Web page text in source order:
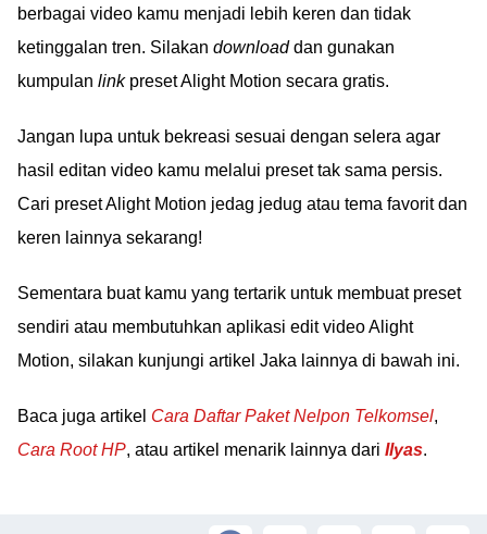
berbagai video kamu menjadi lebih keren dan tidak
ketinggalan tren. Silakan downloaddan gunakan
kumpulan linkpreset Alight Motion secara gratis.
Jangan lupa untuk bekreasi sesuai dengan selera agar
hasil editan video kamu melalui preset tak sama persis.
Cari preset Alight Motion jedag jedug atau tema favorit dan
keren lainnya sekarang!
Sementara buat kamu yang tertarik untuk membuat preset
sendiri atau membutuhkan aplikasi edit video Alight
Motion, silakan kunjungi artikel Jaka lainnya di bawah ini.
Baca juga artikel Cara Daftar Paket Nelpon Telkomsel,
Cara Root HP, atau artikel menarik lainnya dari Ilyas.